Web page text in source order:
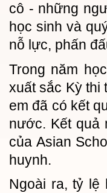
cô - những
học sinh và
nỗ lực, phấn
Trong năm
xuất sắc Kỳ thi
em đã có kết
nước. Kết quả
của Asian
huynh.
Ngoài ra, tỷ lệ